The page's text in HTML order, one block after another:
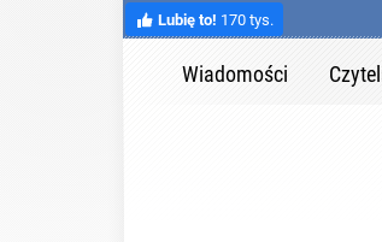
Lubię to! 170 tys.
Wiadomości